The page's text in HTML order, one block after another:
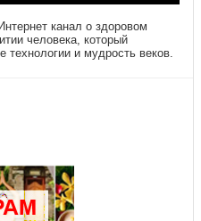
канал о здоровом
человека, который
и мудрость веков.